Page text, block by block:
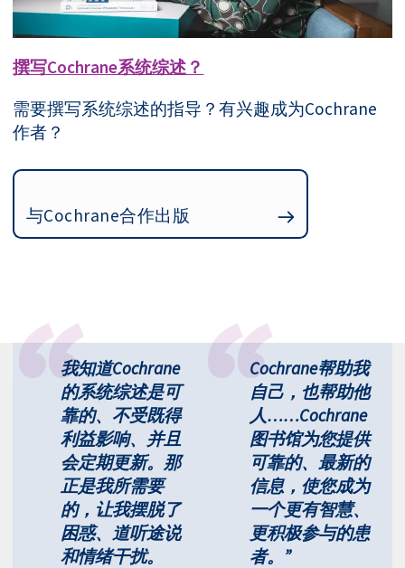
撰写Cochrane系统综述？
需要撰写系统综述的指导？有兴趣成为Cochrane
作者？
与Cochrane合作出版
我知道Cochrane
的系统综述是可
靠的、不受既得
利益影响、并且
会定期更新。那
正是我所需要
的，让我摆脱了
困惑、道听途说
和情绪干扰。
Cochrane帮助我
自己，也帮助他
人……Cochrane
图书馆为您提供
可靠的、最新的
信息，使您成为
一个更有智慧、
更积极参与的患
者。”